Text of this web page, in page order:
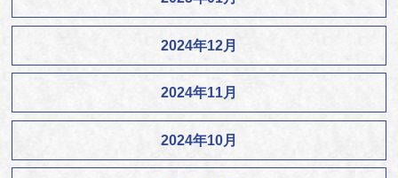
2024年12月
2024年11月
2024年10月